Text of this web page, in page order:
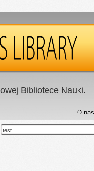
Bibliotece Nauki.
O nas
test